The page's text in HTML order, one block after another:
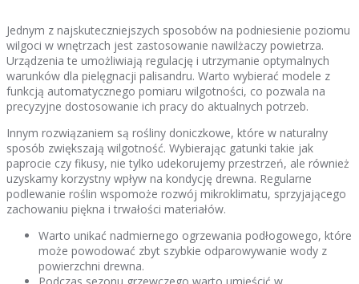
Jednym z najskuteczniejszych sposobów na podniesienie poziomu
wilgoci w wnętrzach jest zastosowanie nawilżaczy powietrza.
Urządzenia te umożliwiają regulację i utrzymanie optymalnych
warunków dla pielęgnacji palisandru. Warto wybierać modele z
funkcją automatycznego pomiaru wilgotności, co pozwala na
precyzyjne dostosowanie ich pracy do aktualnych potrzeb.
Innym rozwiązaniem są rośliny doniczkowe, które w naturalny
sposób zwiększają wilgotność. Wybierając gatunki takie jak
paprocie czy fikusy, nie tylko udekorujemy przestrzeń, ale również
uzyskamy korzystny wpływ na kondycję drewna. Regularne
podlewanie roślin wspomoże rozwój mikroklimatu, sprzyjającego
zachowaniu piękna i trwałości materiałów.
Warto unikać nadmiernego ogrzewania podłogowego, które
może powodować zbyt szybkie odparowywanie wody z
powierzchni drewna.